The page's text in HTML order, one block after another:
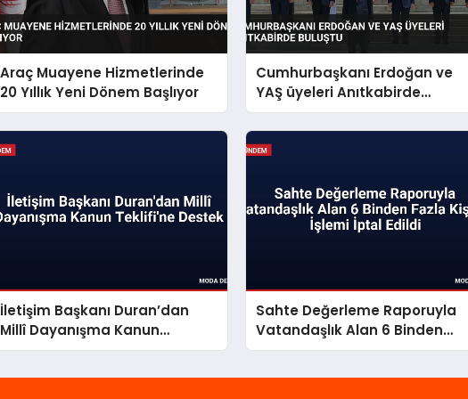
Araç Muayene Hizmetlerinde
20 Yıllık Yeni Dönem Başlıyor
Cumhurbaşkanı Erdoğan ve
YAŞ üyeleri Anıtkabirde
buluştu
İletişim Başkanı Duran’dan
Millî Dayanışma Kanun
Teklifi’ne Destek
Sahte Değerleme Raporuyla
Vatandaşlık Alan 6 Binden
Fazla Kişinin İşlemi İptal Edildi